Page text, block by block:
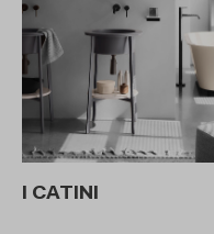
I CATINI